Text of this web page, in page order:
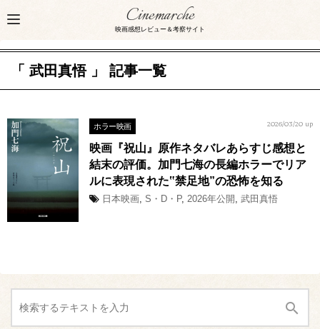
Cinemarche
映画感想レビュー＆考察サイト
「 武田真悟 」 記事一覧
ホラー映画 2026/03/20 up
映画『祝山』原作ネタバレあらすじ感想と
結末の評価。加門七海の長編ホラーでリア
ルに表現された‟禁足地”の恐怖を知る
日本映画, S・D・P, 2026年公開 , 武田真悟